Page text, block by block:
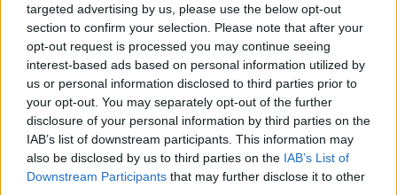
targeted advertising by us, please use the below opt-out
section to confirm your selection. Please note that after your
opt-out request is processed you may continue seeing
interest-based ads based on personal information utilized by
us or personal information disclosed to third parties prior to
your opt-out. You may separately opt-out of the further
disclosure of your personal information by third parties on the
IAB’s list of downstream participants. This information may
also be disclosed by us to third parties on the IAB’s List of
Downstream Participants that may further disclose it to other
Problémák egész Jász-Nagykun-Szolnok megyében: egyre
több otthoni kútból fogy ki a víz
Szolnokon egy kulcsfontosságú körforgalmat részlegesen
lezárnak a napokban, a közlekedés az átlagost is meghaladó
mértékben lebénul
Elromlott a biztosítóberendezés a ceglédi vasútvonalon,
alapos késések alakultak ki a menetrendhez képest,
kimaradás is előfordult